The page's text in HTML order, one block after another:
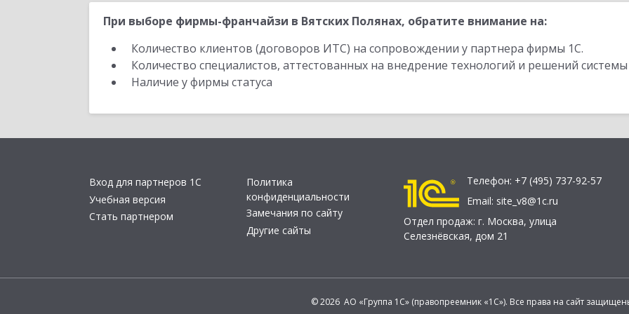
При выборе фирмы-франчайзи в Вятских Полянах, обратите внимание на:
Количество клиентов (договоров ИТС) на сопровождении у партнера фирмы 1С.
Количество специалистов, аттестованных на внедрение технологий и решений
Наличие у фирмы статуса
Вход для партнеров 1С
Учебная версия
Стать партнером
Политика
конфиденциальности
Замечания по сайту
Другие сайты
Телефон: +7 (495) 737-92-57
Email: site_v8@1c.ru
Отдел продаж: г. Москва, улица
Селезнёвская, дом 21
© 2026 АО «Группа 1С» (правопреемник «1С»). Все права на сайт